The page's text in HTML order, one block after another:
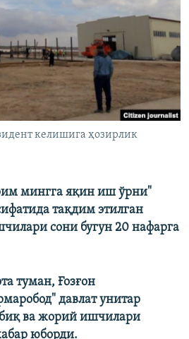
келишига ҳозирлик
мингга яқин иш ўрни"
тақдим этилган
сони бугун 20 нафарга
туман, Ғозғон
давлат унитар
ва жорий ишчилари
юборди.